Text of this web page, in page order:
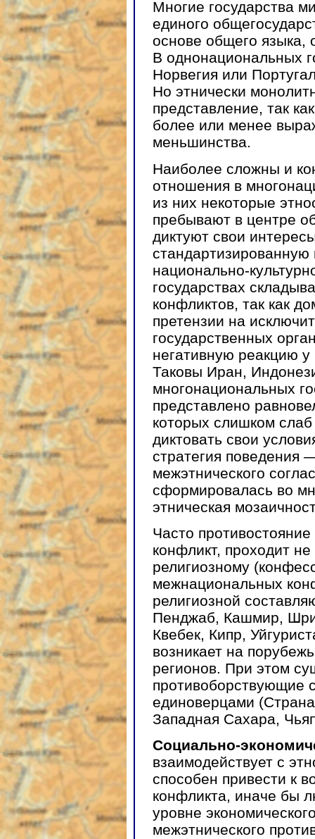
Многие государства
единого
основе общего языка,
В однонациональных
Норвегия или
Но этнически
представление, так
более или менее
меньшинства.
Наиболее сложны и
отношения в
из них некоторые
пребывают в центре
диктуют свои
стандартизированную
национально-
государствах
конфликтов, так как
претензии на
государственных
негативную реакцию
Таковы Иран,
многонациональных
представлено
которых слишком
диктовать свои
стратегия поведения
межэтнического
сформировалась во
этническая
Часто
конфликт, проходит
религиозному
межнациональных
религиозной
Пенджаб, Кашмир,
Квебек, Кипр,
возникает на
регионов. При этом
противоборствующие
единоверцами
Западная Сахара,
Социально-
взаимодействует с
способен привести к
конфликта, иначе бы
уровне
межэтнического